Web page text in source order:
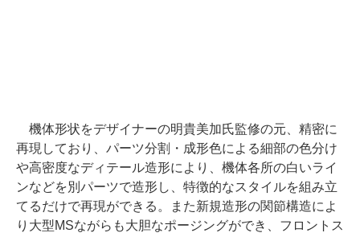
機体形状をデザイナーの明貴美加氏監修の元、精密に
再現しており、パーツ分割・成形色による細部の色分け
や高密度なディテール造形により、機体各所の白いライ
ンなどを別パーツで造形し、特徴的なスタイルを組み立
てるだけで再現ができる。また新規造形の関節構造によ
り大型MSながらも大胆なポージングができ、フロントス